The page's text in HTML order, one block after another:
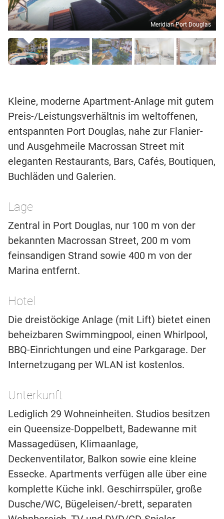
Meridian Port Douglas
Kleine, moderne Apartment-Anlage mit gutem
Preis-/Leistungsverhältnis im weltoffenen,
entspannten Port Douglas, nahe zur Flanier-
und Ausgehmeile Macrossan Street mit
eleganten Restaurants, Bars, Cafés, Boutiquen,
Buchläden und Galerien.
Lage
Zentral in Port Douglas, nur 100 m von der
bekannten Macrossan Street, 200 m vom
feinsandigen Strand sowie 400 m von der
Marina entfernt.
Hotel
Die dreistöckige Anlage (mit Lift) bietet einen
beheizbaren Swimmingpool, einen Whirlpool,
BBQ-Einrichtungen und eine Parkgarage. Der
Internetzugang per WLAN ist kostenlos.
Unterkunft
Lediglich 29 Wohneinheiten. Studios besitzen
ein Queensize-Doppelbett, Badewanne mit
Massagedüsen, Klimaanlage,
Deckenventilator, Balkon sowie eine kleine
Essecke. Apartments verfügen alle über eine
komplette Küche inkl. Geschirrspüler, große
Dusche/WC, Bügeleisen/-brett, separaten